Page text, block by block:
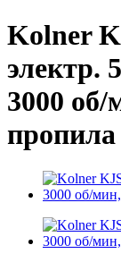
Kolner
электр.
3000 об/
пропила